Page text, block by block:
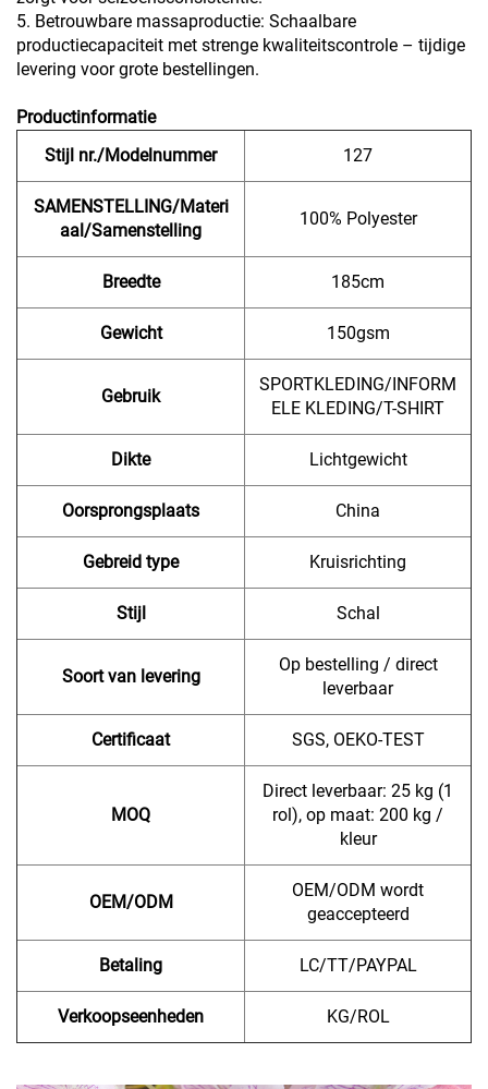
5. Betrouwbare massaproductie: Schaalbare
productiecapaciteit met strenge kwaliteitscontrole – tijdige
levering voor grote bestellingen.
Productinformatie
Stijl nr./Modelnummer
127
SAMENSTELLING/Materi
aal/Samenstelling
100% Polyester
Breedte 185cm
Gewicht 150gsm
Gebruik
SPORTKLEDING/INFORM
ELE KLEDING/T-SHIRT
Dikte Lichtgewicht
Oorsprongsplaats China
Gebreid type Kruisrichting
Stijl Schal
Soort van levering
Op bestelling / direct
leverbaar
Certificaat SGS, OEKO-TEST
MOQ
Direct leverbaar: 25 kg (1
rol), op maat: 200 kg /
kleur
OEM/ODM
OEM/ODM wordt
geaccepteerd
Betaling LC/TT/PAYPAL
Verkoopseenheden KG/ROL